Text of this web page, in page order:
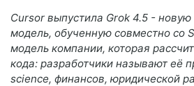
Cursor выпустила Grok 4.5 -
модель, обученную совместно со
модель компании, которая
кода: разработчики называют её
science, финансов, юридической